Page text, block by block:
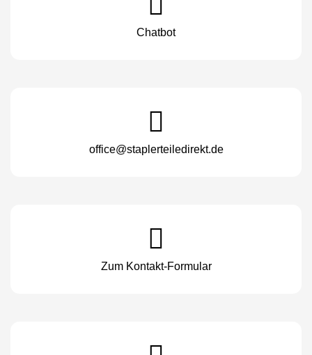
Chatbot
office@staplerteiledirekt.de
Zum Kontakt-Formular